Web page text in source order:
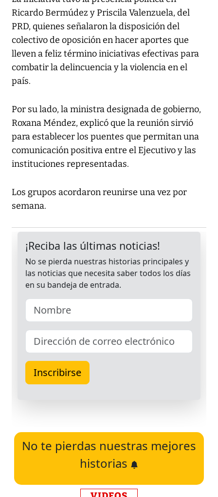
Ricardo Bermúdez y Priscila Valenzuela, del
PRD, quienes señalaron la disposición del
colectivo de oposición en hacer aportes que
lleven a feliz término iniciativas efectivas para
combatir la delincuencia y la violencia en el
país.
Por su lado, la ministra designada de gobierno,
Roxana Méndez, explicó que la reunión sirvió
para establecer los puentes que permitan una
comunicación positiva entre el Ejecutivo y las
instituciones representadas.
Los grupos acordaron reunirse una vez por
semana.
No te pierdas nuestras mejores
historias